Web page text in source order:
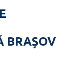
BRAȘOV